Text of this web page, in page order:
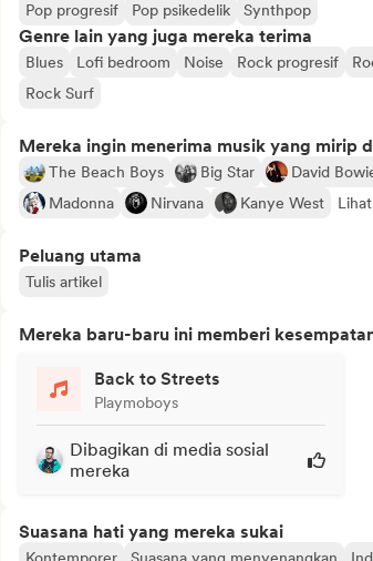
Pop progresif
Pop psikedelik Synthpop
Genre lain yang juga mereka terima
Blues Lofi bedroom Noise Rock progresif
Rock Surf
Mereka ingin menerima musik yang mirip
The Beach Boys Big Star David
Madonna
Nirvana Kanye West
Peluang utama
Tulis artikel
Mereka baru-baru ini memberi
Back to Streets
Playmoboys
Dibagikan di media sosial
mereka
Suasana hati yang mereka sukai